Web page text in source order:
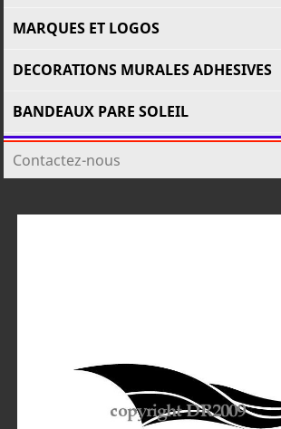
MARQUES ET LOGOS
DECORATIONS MURALES ADHESIVES
BANDEAUX PARE SOLEIL
Contactez-nous